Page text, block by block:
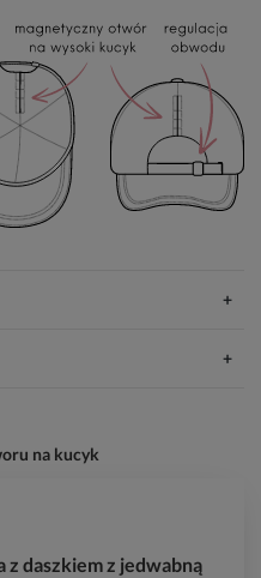
na kucyk
z daszkiem z jedwabną